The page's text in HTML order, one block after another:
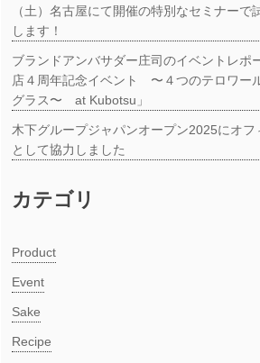
（土）名古屋にて開催の特別なセミナーで
します！
ブランドアンバサダー庄司のイベントレポ
店４周年記念イベント 〜４つのテロワー
グラス〜 at Kubotsu」
木下グループジャパンオープン2025にオ
として協力しました
カテゴリ
Product
Event
Sake
Recipe